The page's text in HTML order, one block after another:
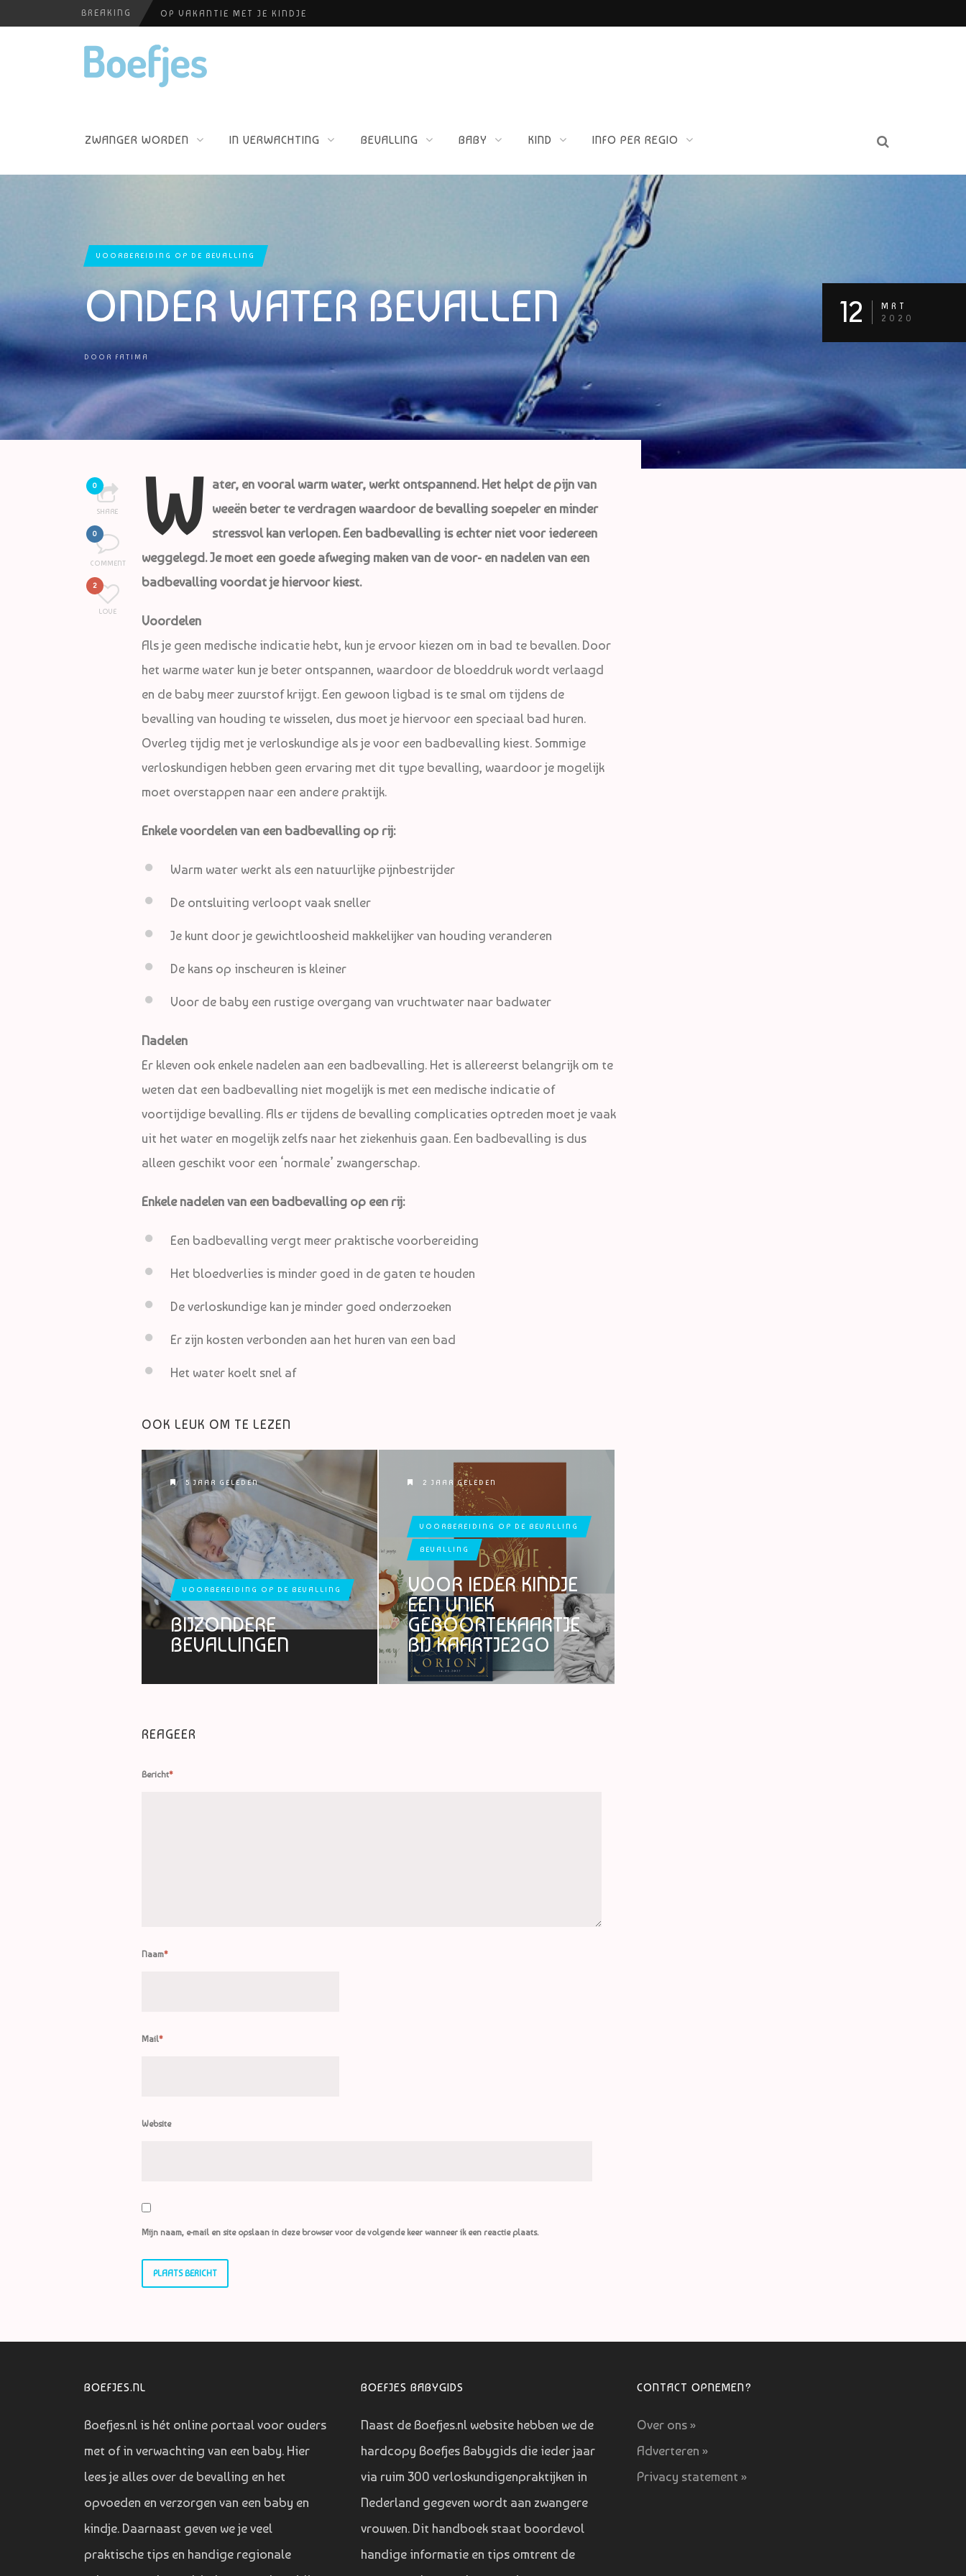
BREAKING OP VAKANTIE MET JE KINDJE
YOGAPRAKTIJK THEA SMIT
ZWANGER WORDEN IN VERWACHTING BEVALLING BABY KIND INFO PER REGIO
VOORBEREIDING OP DE BEVALLING
ONDER WATER BEVALLEN
DOOR FATIMA
12
MRT
2020
0
SHARE
0
COMMENT
2
LOVE
W ater, en vooral warm water, werkt ontspannend. Het helpt de pijn van
weeën beter te verdragen waardoor de bevalling soepeler en minder
stressvol kan verlopen. Een badbevalling is echter niet voor iedereen
weggelegd. Je moet een goede afweging maken van de voor- en nadelen van een
badbevalling voordat je hiervoor kiest.
Voordelen
Als je geen medische indicatie hebt, kun je ervoor kiezen om in bad te bevallen. Door
het warme water kun je beter ontspannen, waardoor de bloeddruk wordt verlaagd
en de baby meer zuurstof krijgt. Een gewoon ligbad is te smal om tijdens de
bevalling van houding te wisselen, dus moet je hiervoor een speciaal bad huren.
Overleg tijdig met je verloskundige als je voor een badbevalling kiest. Sommige
verloskundigen hebben geen ervaring met dit type bevalling, waardoor je mogelijk
moet overstappen naar een andere praktijk.
Enkele voordelen van een badbevalling op rij:
Warm water werkt als een natuurlijke pijnbestrijder
De ontsluiting verloopt vaak sneller
Je kunt door je gewichtloosheid makkelijker van houding veranderen
De kans op inscheuren is kleiner
Voor de baby een rustige overgang van vruchtwater naar badwater
Nadelen
Er kleven ook enkele nadelen aan een badbevalling. Het is allereerst belangrijk om te
weten dat een badbevalling niet mogelijk is met een medische indicatie of
voortijdige bevalling. Als er tijdens de bevalling complicaties optreden moet je vaak
uit het water en mogelijk zelfs naar het ziekenhuis gaan. Een badbevalling is dus
alleen geschikt voor een ‘normale’ zwangerschap.
Enkele nadelen van een badbevalling op een rij:
Een badbevalling vergt meer praktische voorbereiding
Het bloedverlies is minder goed in de gaten te houden
De verloskundige kan je minder goed onderzoeken
Er zijn kosten verbonden aan het huren van een bad
Het water koelt snel af
OOK LEUK OM TE LEZEN
5 JAAR GELEDEN
VOORBEREIDING OP DE BEVALLING
BIJZONDERE
BEVALLINGEN
2 JAAR GELEDEN
VOORBEREIDING OP DE BEVALLING
BEVALLING
VOOR IEDER KINDJE
EEN UNIEK
GEBOORTEKAARTJE
BIJ KAARTJE2GO
REAGEER
Bericht*
Naam*
Mail*
Website
Mijn naam, e-mail en site opslaan in deze browser voor de volgende keer wanneer ik een reactie plaats.
BOEFJES.NL
Boefjes.nl is hét online portaal voor ouders
met of in verwachting van een baby. Hier
lees je alles over de bevalling en het
opvoeden en verzorgen van een baby en
kindje. Daarnaast geven we je veel
praktische tips en handige regionale
BOEFJES BABYGIDS
Naast de Boefjes.nl website hebben we de
hardcopy Boefjes Babygids die ieder jaar
via ruim 300 verloskundigenpraktijken in
Nederland gegeven wordt aan zwangere
vrouwen. Dit handboek staat boordevol
handige informatie en tips omtrent de
CONTACT OPNEMEN?
Over ons »
Adverteren »
Privacy statement »